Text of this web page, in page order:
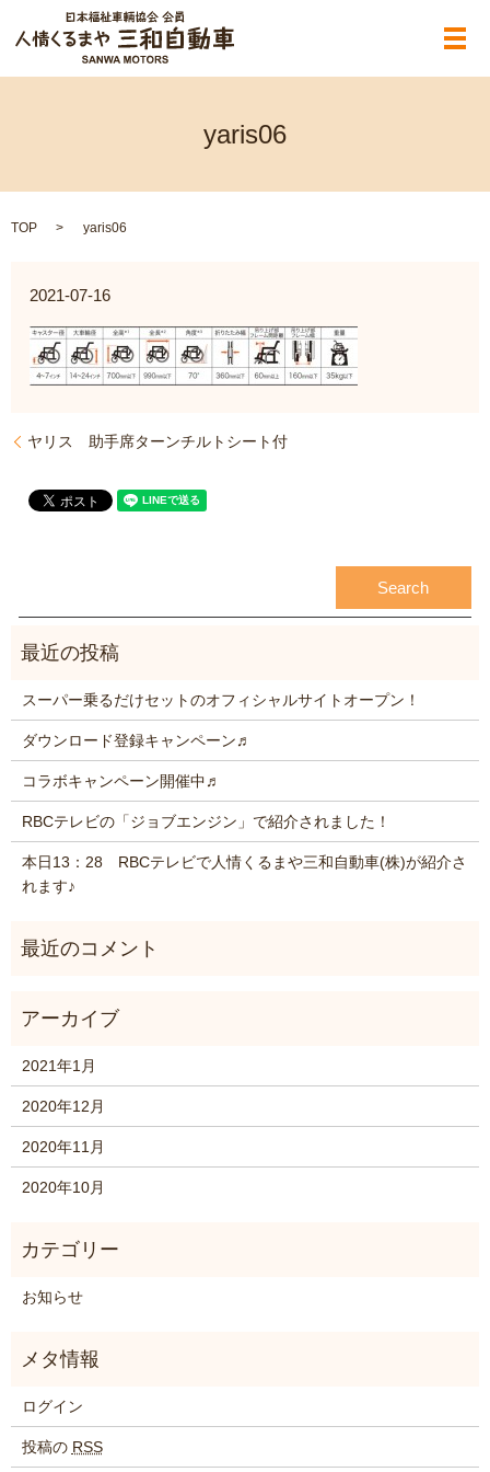
メ
yaris06
TOP yaris06
2021-07-16
ヤリス 助手席ターンチルトシート付
スーパー乗るだけセットのオフィシャルサイトオープン！
ダウンロード登録キャンペーン♬
コラボキャンペーン開催中♬
RBCテレビの「ジョブエンジン」で紹介されました！
本日13：28 RBCテレビで人情くるまや三和自動車(株)が紹介さ
れます♪
2021年1月
2020年12月
2020年11月
2020年10月
お知らせ
ログイン
投稿の RSS